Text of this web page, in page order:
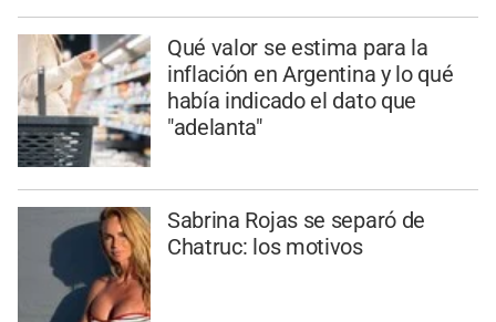
Qué valor se estima para la
inflación en Argentina y lo qué
había indicado el dato que
"adelanta"
Sabrina Rojas se separó de
Chatruc: los motivos